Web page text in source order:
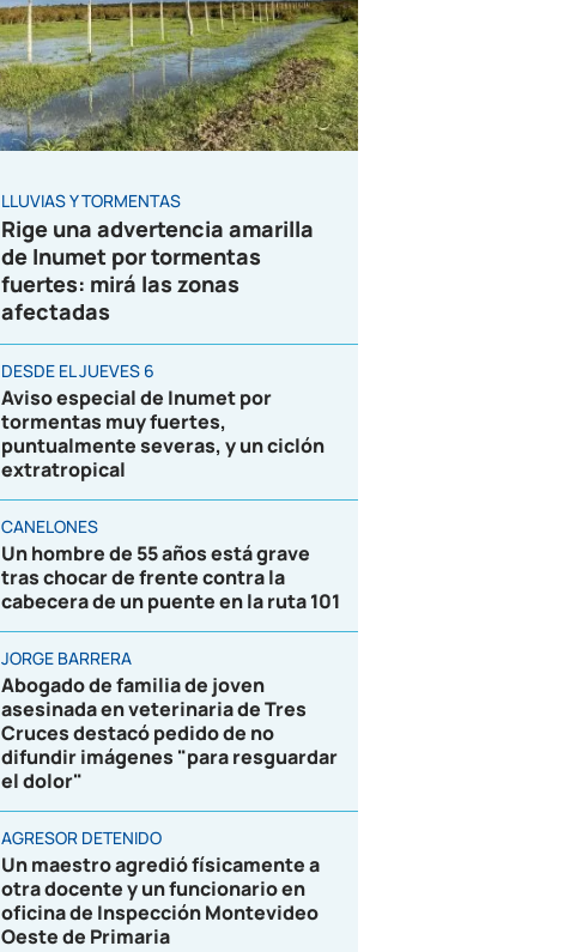
LLUVIAS Y TORMENTAS
Rige una advertencia amarilla
de Inumet por tormentas
fuertes: mirá las zonas
afectadas
DESDE EL JUEVES 6
Aviso especial de Inumet por
tormentas muy fuertes,
puntualmente severas, y un ciclón
extratropical
CANELONES
Un hombre de 55 años está grave
tras chocar de frente contra la
cabecera de un puente en la ruta 101
JORGE BARRERA
Abogado de familia de joven
asesinada en veterinaria de Tres
Cruces destacó pedido de no
difundir imágenes "para resguardar
el dolor"
AGRESOR DETENIDO
Un maestro agredió físicamente a
otra docente y un funcionario en
oficina de Inspección Montevideo
Oeste de Primaria